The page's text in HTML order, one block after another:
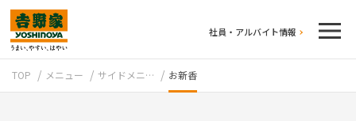
社員・アルバイト情報
TOP メニュー サイドメニ… お新香